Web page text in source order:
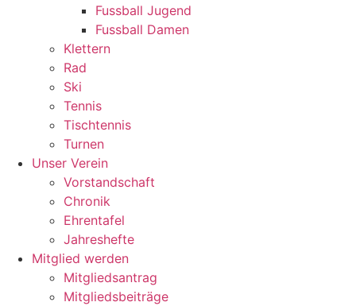
Fussball Jugend
Fussball Damen
Klettern
Rad
Ski
Tennis
Tischtennis
Turnen
Unser Verein
Vorstandschaft
Chronik
Ehrentafel
Jahreshefte
Mitglied werden
Mitgliedsantrag
Mitgliedsbeiträge